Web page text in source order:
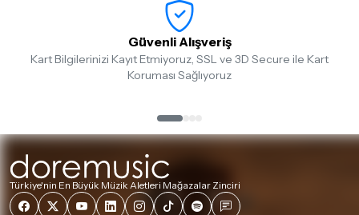
Güvenli Alışveriş
Kart Bilgilerinizi Kayıt Etmiyoruz, SSL ve 3D Secure ile Kart
Koruması Sağlıyoruz
Türkiye'nin En Büyük Müzik Aletleri Mağazalar Zinciri